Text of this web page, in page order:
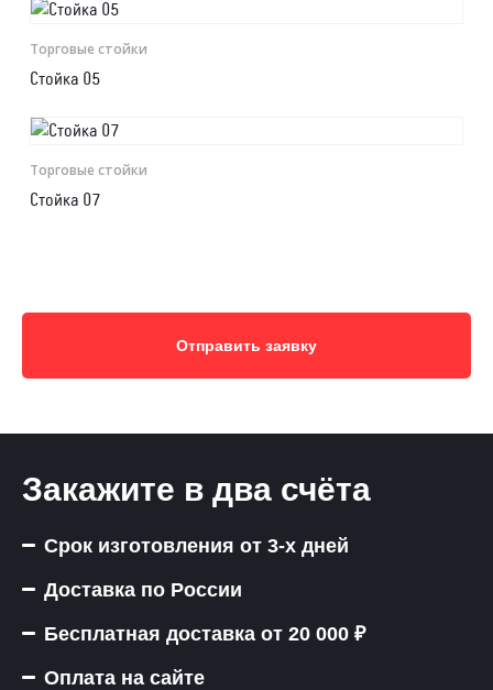
Торговые стойки
Стойка 05
Торговые стойки
Стойка 07
Отправить заявку
Закажите в два счёта
Срок изготовления от 3-х дней
Доставка по России
Бесплатная доставка от 20 000 ₽
Оплата на сайте